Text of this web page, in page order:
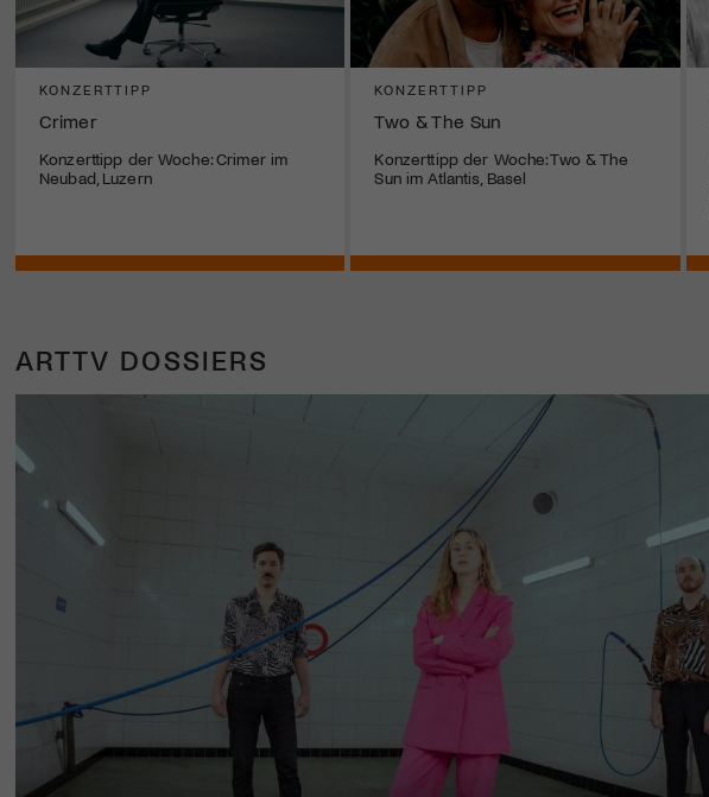
KONZERTTIPP
Crimer
Konzerttipp der Woche: Crimer im
Neubad, Luzern
KONZERTTIPP
Two & The Sun
Konzerttipp der Woche: Two & The
Sun im Atlantis, Basel
ARTTV DOSSIERS